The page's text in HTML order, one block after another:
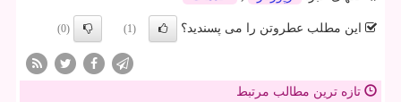
این مطلب عطروتن را می پسندید؟ (1)
(0)
تازه ترین مطالب مرتبط